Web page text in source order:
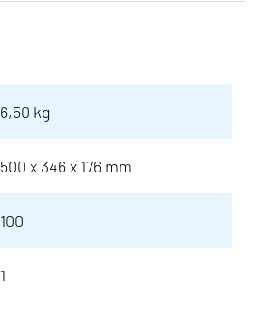
6,50 kg
500 x 346 x 176 mm
100
1